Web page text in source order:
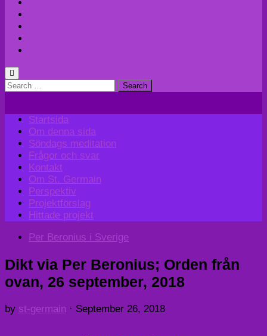
Search
Startsida
Om denna sida
Söndags meditation
Frågor och svar
Kontakt
Om St. Germain
Perspektiv
Projektförslag
Hittade projekt
Per Beronius i Sverige
Dikt via Per Beronius; Orden från
ovan, 26 september, 2018
by st-germain · September 26, 2018